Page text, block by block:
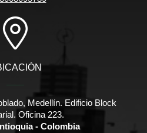
Medellín. Edificio Block
Oficina 223.
- Colombia